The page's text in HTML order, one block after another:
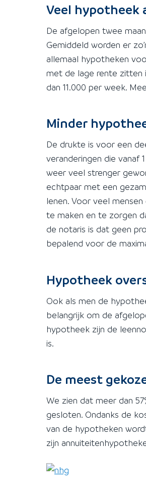
Veel hypotheek
De afgelopen twee
Gemiddeld worden er
allemaal hypotheken
met de lage rente zitten
dan 11.000 per week.
Minder
De drukte is voor een
veranderingen die vanaf
weer veel strenger
echtpaar met een
lenen. Voor veel
te maken en te zorgen
de notaris is dat geen
bepalend voor de
Hypotheek
Ook als men de
belangrijk om de
hypotheek zijn de
is.
De meest
We zien dat meer dan
gesloten. Ondanks de
van de hypotheken
zijn